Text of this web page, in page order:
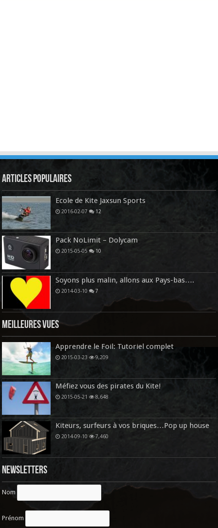
Articles Populaires
Ecole de Kite Jaxsun Sports
2016-02-07 12
Pack NoLimit – Dolycam
2015-05-05 10
Soyons plus malin, allons aux Pays-bas….
2014-03-10 7
Meilleures vues
Apprendre le Foil: Tutoriel complet
2015-03-23 9,209
Méfiez vous des pirates du Kite!
2015-05-21 8,648
Kiteurs, surfeurs à vos briques…Pop up house
2014-09-10 7,460
Newsletters
Nom
Prénom